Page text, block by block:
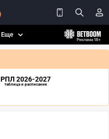
Еще
РПЛ 2026-2027
таблица и расписание